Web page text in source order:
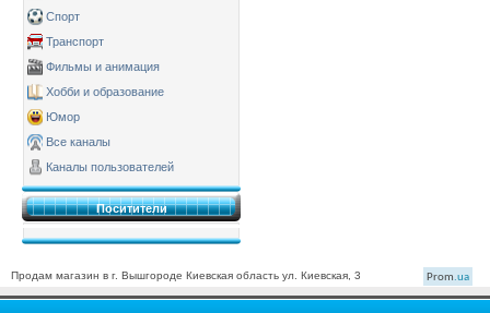
Спорт
Транспорт
Фильмы и анимация
Хобби и образование
Юмор
Все каналы
Каналы пользователей
Поситители
Продам магазин в г. Вышгороде Киевская область ул. Киевская, 3 Prom.ua